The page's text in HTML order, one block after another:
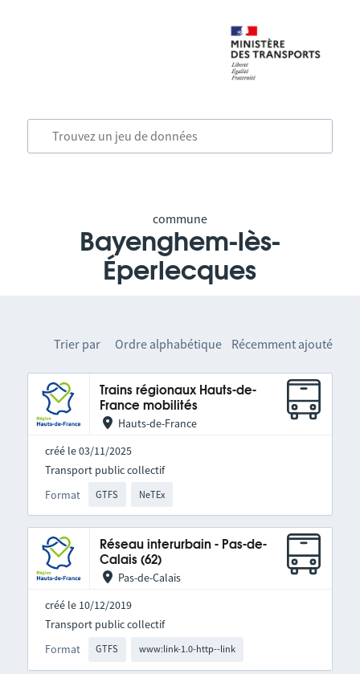
commune
Bayenghem-lès-
Éperlecques
Trier par Ordre alphabétique Récemment ajouté
Trains régionaux Hauts-de-
France mobilités
Hauts-de-France
créé le 03/11/2025
Format GTFS NeTEx
Transport public collectif
Réseau interurbain - Pas-de-
Calais (62)
Pas-de-Calais
créé le 10/12/2019
Format GTFS www:link-1.0-http--link
Transport public collectif